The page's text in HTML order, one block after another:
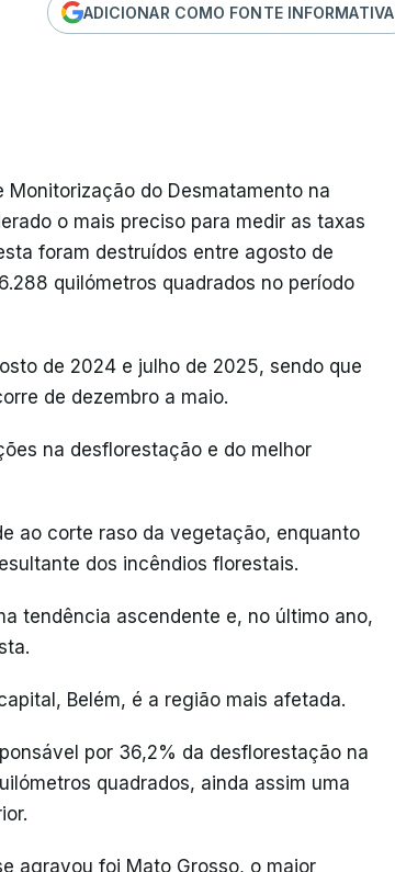
ADICIONAR COMO FONTE INFORMATIVA
Monitorização do Desmatamento na
o mais preciso para medir as taxas
foram destruídos entre agosto de
quilómetros quadrados no período
de 2024 e julho de 2025, sendo que
de dezembro a maio.
na desflorestação e do melhor
ao corte raso da vegetação, enquanto
dos incêndios florestais.
tendência ascendente e, no último ano,
Belém, é a região mais afetada.
por 36,2% da desflorestação na
quadrados, ainda assim uma
agravou foi Mato Grosso, o maior